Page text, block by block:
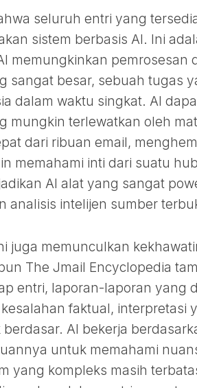
seluruh entri yang
sistem berbasis AI. Ini
memungkinkan pemrosesan
sangat besar, sebuah tugas
dalam waktu singkat. AI
mungkin terlewatkan oleh
dari ribuan email,
memahami inti dari suatu
AI alat yang sangat
analisis intelijen sumber
juga memunculkan
The Jmail Encyclopedia
entri, laporan-laporan yang
faktual, interpretasi
AI bekerja
untuk memahami
yang kompleks masih